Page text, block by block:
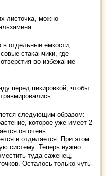
листочка, можно
в отдельные емкости,
стаканчики, где
во избежание
перед пикировкой, чтобы
следующим образом:
которое уже имеет 2
он очень
и отделяется. При этом
систему. Теперь нужно
туда саженец,
Осталось только чуть-